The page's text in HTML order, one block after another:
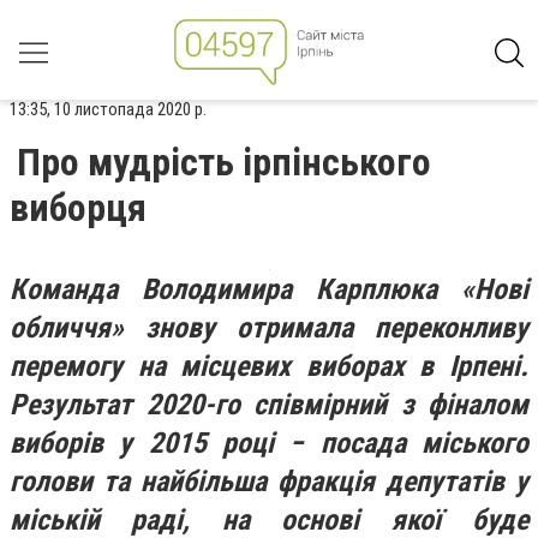
13:35, 10 листопада 2020 р.
Про мудрість ірпінського
виборця
Команда Володимира Карплюка «Нові
обличчя» знову отримала переконливу
перемогу на місцевих виборах в Ірпені.
Результат 2020-го співмірний з фіналом
виборів у 2015 році − посада міського
голови та найбільша фракція депутатів у
міській раді, на основі якої буде